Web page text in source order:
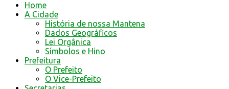
Home
A Cidade
História de nossa Mantena
Dados Geográficos
Lei Orgânica
Símbolos e Hino
Prefeitura
O Prefeito
O Vice-Prefeito